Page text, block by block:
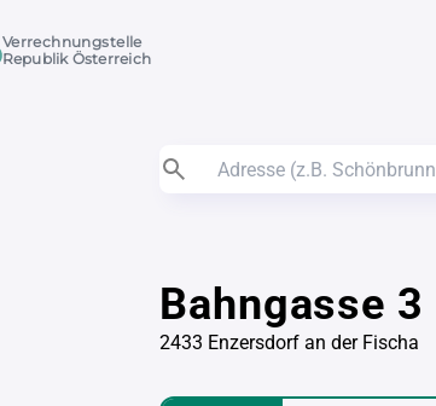
Verrechnungstelle
Republik Österreich
Bahngasse 3
2433 Enzersdorf an der Fischa